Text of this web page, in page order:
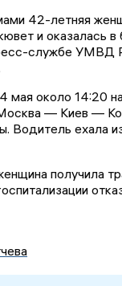
42-летняя
и оказалась в
службе УМВД
мая около 14:20
— Киев —
Водитель ехала
получила